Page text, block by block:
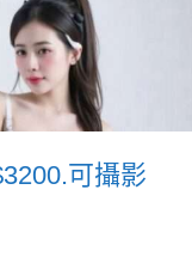
可攝影